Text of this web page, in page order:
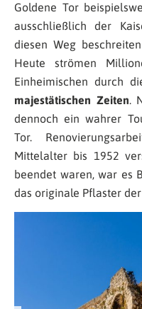
Goldene Tor
ausschließlich der
diesen Weg
Heute strömen
Einheimischen durch
majestätischen Zeiten.
dennoch ein wahrer
Tor.
Mittelalter bis 1952
beendet waren, war es
das originale Pflaster